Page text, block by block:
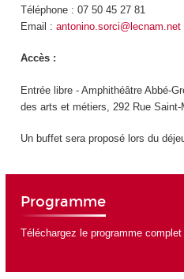
Téléphone : 07 50 45 27 81
Email : antonino.sorci@lecnam.net
Accès :
Entrée libre - Amphithéâtre Abbé-
des arts et métiers, 292 Rue Saint-
Un buffet sera proposé lors du
Programme
Téléchargez le programme complet